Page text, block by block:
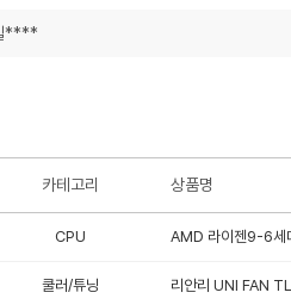
****
카테고리 상품명
CPU AMD 라이젠9-6세
쿨러/튜닝 리안리 UNI FAN